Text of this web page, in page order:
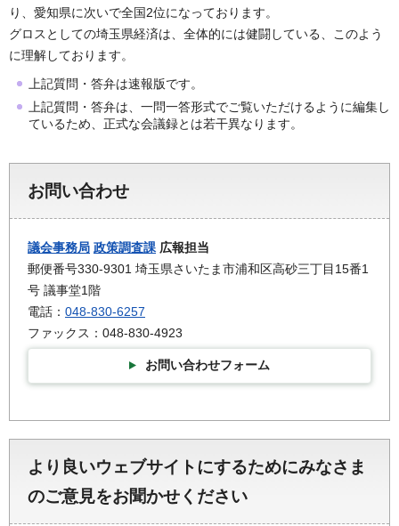
り、愛知県に次いで全国2位になっております。
グロスとしての埼玉県経済は、全体的には健闘している、このよう
に理解しております。
上記質問・答弁は速報版です。
上記質問・答弁は、一問一答形式でご覧いただけるように編集し
ているため、正式な会議録とは若干異なります。
お問い合わせ
議会事務局 政策調査課 広報担当
郵便番号330-9301 埼玉県さいたま市浦和区高砂三丁目15番1
号 議事堂1階
電話： 048-830-6257
ファックス：048-830-4923
お問い合わせフォーム
より良いウェブサイトにするためにみなさま
のご意見をお聞かせください